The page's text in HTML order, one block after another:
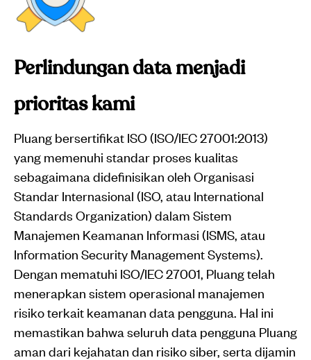
Perlindungan data menjadi
prioritas kami
Pluang bersertifikat ISO (ISO/IEC 27001:2013)
yang memenuhi standar proses kualitas
sebagaimana didefinisikan oleh Organisasi
Standar Internasional (ISO, atau International
Standards Organization) dalam Sistem
Manajemen Keamanan Informasi (ISMS, atau
Information Security Management Systems).
Dengan mematuhi ISO/IEC 27001, Pluang telah
menerapkan sistem operasional manajemen
risiko terkait keamanan data pengguna. Hal ini
memastikan bahwa seluruh data pengguna Pluang
aman dari kejahatan dan risiko siber, serta dijamin